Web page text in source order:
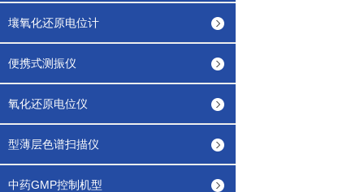
壤氧化还原电位计
便携式测振仪
氧化还原电位仪
型薄层色谱扫描仪
中药GMP控制机型